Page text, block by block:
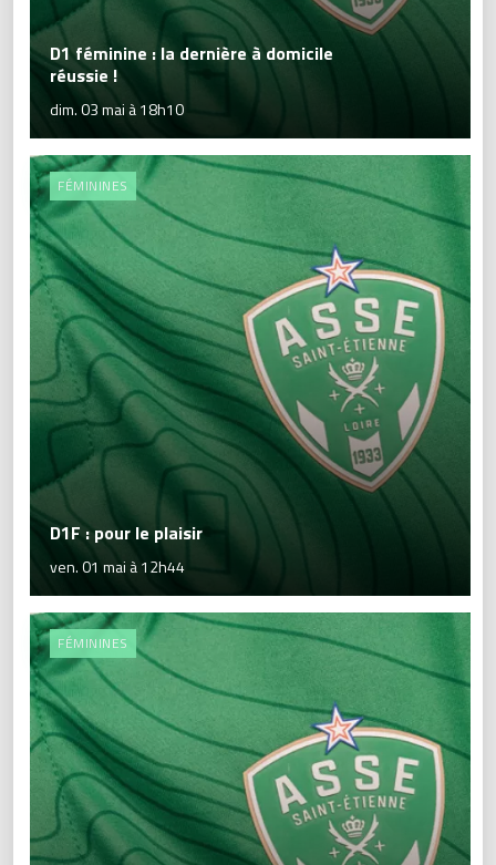
D1 féminine : la dernière à domicile
réussie !
dim. 03 mai à 18h10
FÉMININES
D1F : pour le plaisir
ven. 01 mai à 12h44
FÉMININES